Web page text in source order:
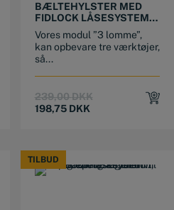
BÆLTEHYLSTER MED
FIDLOCK LÅSESYSTEM
OG 3 LOMMER TIL
VÆRKTØJ
Vores modul ”3 lomme”,
kan opbevare tre værktøjer,
så...
239,00DKKOriginal
198,75 DKK
Current
TILBUD
TILBUD